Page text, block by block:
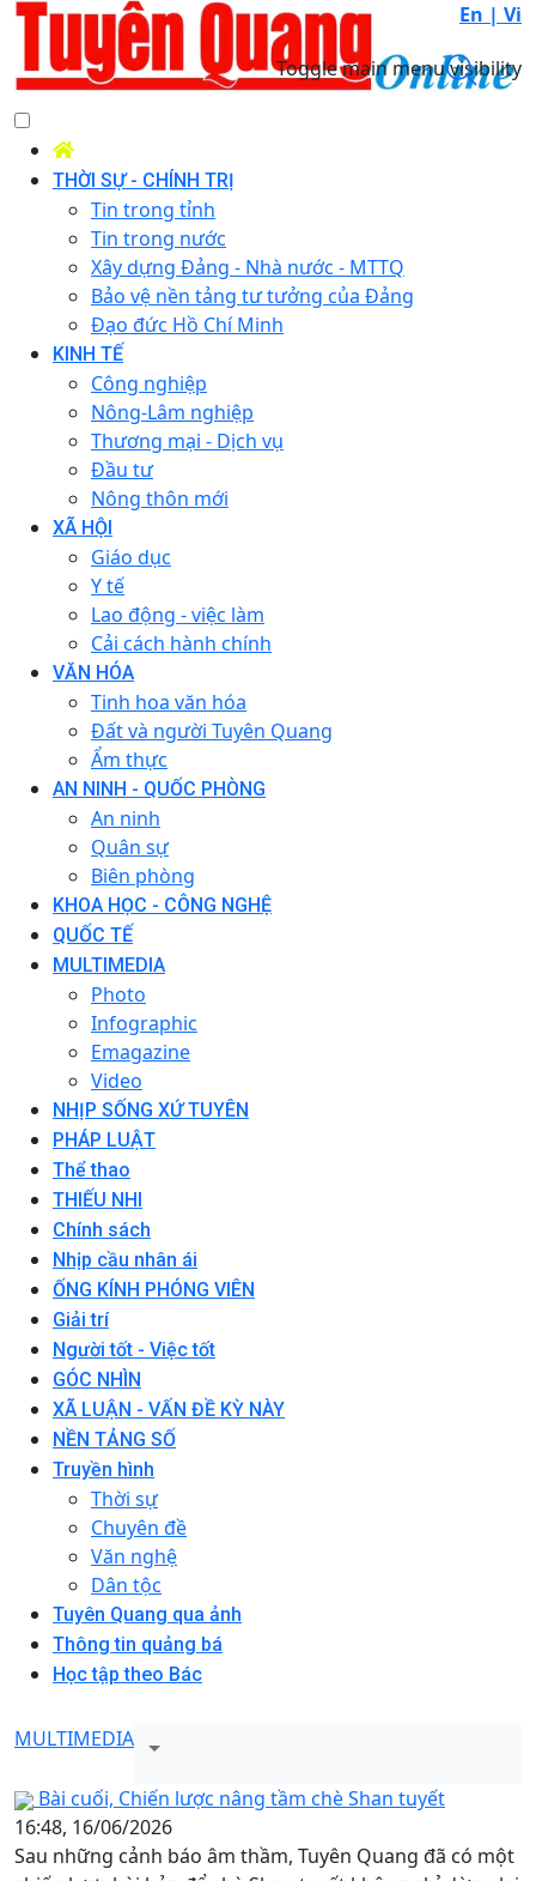
En | Vi
Toggle main menu visibility
THỜI SỰ - CHÍNH TRỊ
Tin trong tỉnh
Tin trong nước
Xây dựng Đảng - Nhà nước - MTTQ
Bảo vệ nền tảng tư tưởng của Đảng
Đạo đức Hồ Chí Minh
KINH TẾ
Công nghiệp
Nông-Lâm nghiệp
Thương mại - Dịch vụ
Đầu tư
Nông thôn mới
XÃ HỘI
Giáo dục
Y tế
Lao động - việc làm
Cải cách hành chính
VĂN HÓA
Tinh hoa văn hóa
Đất và người Tuyên Quang
Ẩm thực
AN NINH - QUỐC PHÒNG
An ninh
Quân sự
Biên phòng
KHOA HỌC - CÔNG NGHỆ
QUỐC TẾ
MULTIMEDIA
Photo
Infographic
Emagazine
Video
NHỊP SỐNG XỨ TUYÊN
PHÁP LUẬT
Thể thao
THIẾU NHI
Chính sách
Nhịp cầu nhân ái
ỐNG KÍNH PHÓNG VIÊN
Giải trí
Người tốt - Việc tốt
GÓC NHÌN
XÃ LUẬN - VẤN ĐỀ KỲ NÀY
NỀN TẢNG SỐ
Truyền hình
Thời sự
Chuyên đề
Văn nghệ
Dân tộc
Tuyên Quang qua ảnh
Thông tin quảng bá
Học tập theo Bác
MULTIMEDIA
Bài cuối, Chiến lược nâng tầm chè Shan tuyết
16:48, 16/06/2026
Sau những cảnh báo âm thầm, Tuyên Quang đã có một